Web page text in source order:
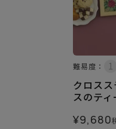
難易度：
クロス
スのテ
¥9,680